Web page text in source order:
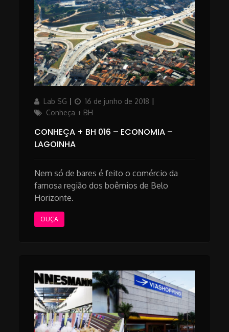
AuthorLab SG
Posted
on
16 de junho de 2018
Conheça + BH
CONHEÇA + BH 016 – ECONOMIA –
LAGOINHA
Nem só de bares é feito o comércio da
famosa região dos boêmios de Belo
Horizonte.
OUÇA